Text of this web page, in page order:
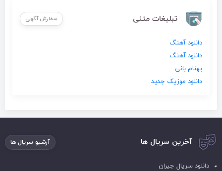
تبلیغات متنی سفارش آگهی
دانلود آهنگ
دانلود آهنگ
بهنام بانی
دانلود موزیک جدید
آخرین سریال ها آرشیو سریال ها
دانلود سریال جیران